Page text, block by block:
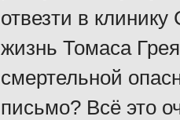
отвезти в
жизнь Томаса
смертельной
письмо? Всё это